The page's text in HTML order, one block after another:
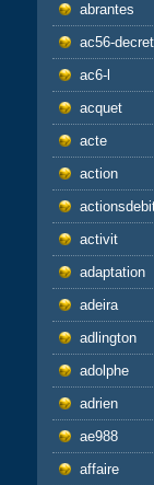
abrantes
ac56-decret
ac6-l
acquet
acte
action
activit
adaptation
adeira
adlington
adolphe
adrien
ae988
affaire